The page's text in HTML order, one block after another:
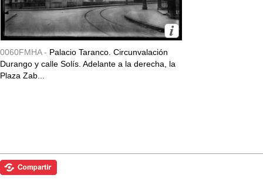
0060FMHA - Palacio Taranco. Circunvalación
Durango y calle Solís. Adelante a la derecha, la
Plaza Zab...